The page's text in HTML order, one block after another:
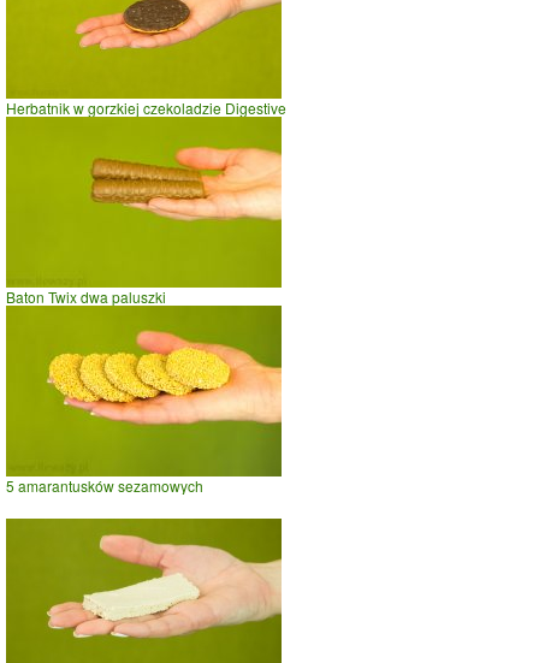
Herbatnik w gorzkiej czekoladzie Digestive
Baton Twix dwa paluszki
5 amarantusków sezamowych